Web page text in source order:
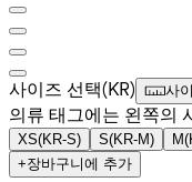
사이즈 선택(KR) 사
의류 태그에는 왼쪽의
XS(KR-S) S(KR-M) M(
+장바구니에 추가